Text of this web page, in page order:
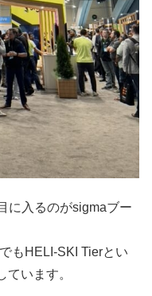
に入るのがsigmaブー
もHELI-SKI Tierとい
ています。